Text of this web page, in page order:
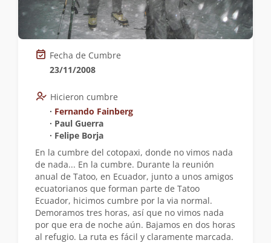
Fecha de Cumbre
23/11/2008
Hicieron cumbre
∙ Fernando Fainberg
∙ Paul Guerra
∙ Felipe Borja
En la cumbre del cotopaxi, donde no vimos nada
de nada... En la cumbre. Durante la reunión
anual de Tatoo, en Ecuador, junto a unos amigos
ecuatorianos que forman parte de Tatoo
Ecuador, hicimos cumbre por la via normal.
Demoramos tres horas, así que no vimos nada
por que era de noche aún. Bajamos en dos horas
al refugio. La ruta es fácil y claramente marcada.